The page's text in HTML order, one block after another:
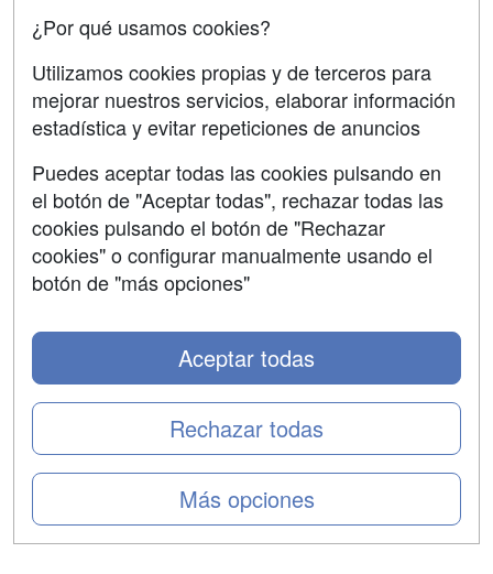
Contactar
Confidencialidad
Aviso legal
Copyleft
¿Por qué usamos cookies?
Utilizamos cookies propias y de terceros para
mejorar nuestros servicios, elaborar información
estadística y evitar repeticiones de anuncios
Puedes aceptar todas las cookies pulsando en
el botón de "Aceptar todas", rechazar todas las
cookies pulsando el botón de "Rechazar
cookies" o configurar manualmente usando el
botón de "más opciones"
Más opciones
Rechazar todas
Aceptar todas